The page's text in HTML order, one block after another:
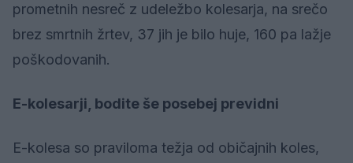
prometnih nesreč z udeležbo kolesarja, na srečo
brez smrtnih žrtev, 37 jih je bilo huje, 160 pa lažje
poškodovanih.
E-kolesarji, bodite še posebej previdni
E-kolesa so praviloma težja od običajnih koles,